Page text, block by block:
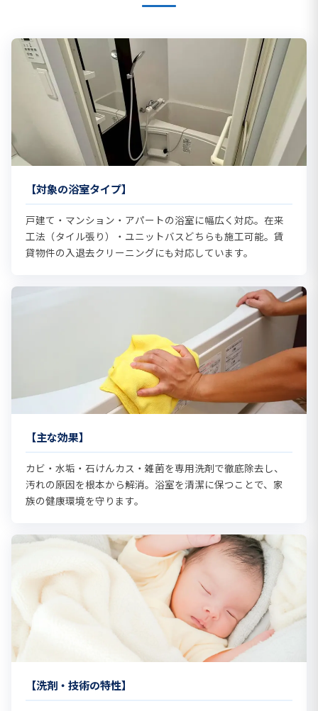
【対象の浴室タイプ】
戸建て・マンション・アパートの浴室に幅広く対応。在来
工法（タイル張り）・ユニットバスどちらも施工可能。賃
貸物件の入退去クリーニングにも対応しています。
【主な効果】
カビ・水垢・石けんカス・雑菌を専用洗剤で徹底除去し、
汚れの原因を根本から解消。浴室を清潔に保つことで、家
族の健康環境を守ります。
【洗剤・技術の特性】